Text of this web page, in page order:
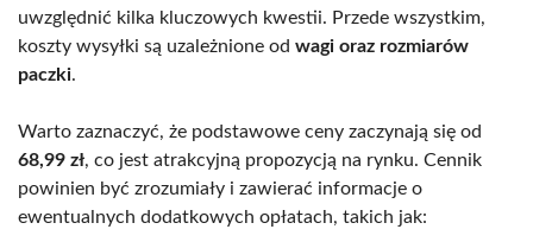
uwzględnić kilka kluczowych kwestii. Przede wszystkim,
koszty wysyłki są uzależnione od wagi oraz rozmiarów
paczki.
Warto zaznaczyć, że podstawowe ceny zaczynają się od
68,99 zł, co jest atrakcyjną propozycją na rynku. Cennik
powinien być zrozumiały i zawierać informacje o
ewentualnych dodatkowych opłatach, takich jak: